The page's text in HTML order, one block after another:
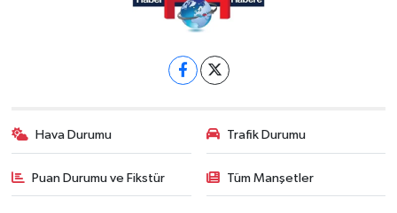
Hava Durumu Trafik Durumu
Puan Durumu ve Fikstür Tüm Manşetler